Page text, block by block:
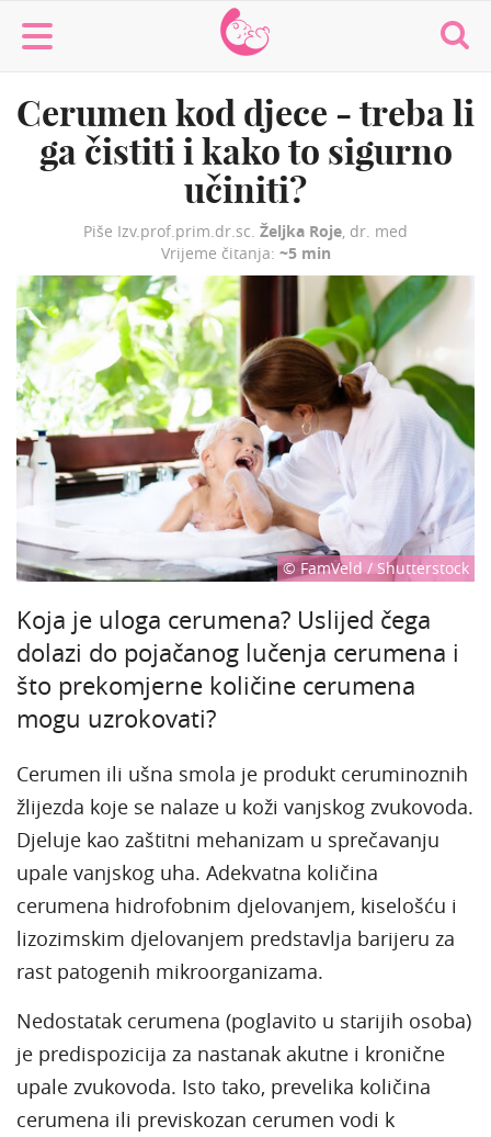
MaminaMaza
Cerumen kod djece - treba li
ga čistiti i kako to sigurno
učiniti?
Piše Izv.prof.prim.dr.sc. Željka Roje, dr. med
Vrijeme čitanja: ~5 min
© FamVeld / Shutterstock
Koja je uloga cerumena? Uslijed čega
dolazi do pojačanog lučenja cerumena i
što prekomjerne količine cerumena
mogu uzrokovati?
Cerumen ili ušna smola je produkt ceruminoznih
žlijezda koje se nalaze u koži vanjskog zvukovoda.
Djeluje kao zaštitni mehanizam u sprečavanju
upale vanjskog uha. Adekvatna količina
cerumena hidrofobnim djelovanjem, kiselošću i
lizozimskim djelovanjem predstavlja barijeru za
rast patogenih mikroorganizama.
Nedostatak cerumena (poglavito u starijih osoba)
je predispozicija za nastanak akutne i kronične
upale zvukovoda. Isto tako, prevelika količina
cerumena ili previskozan cerumen vodi k